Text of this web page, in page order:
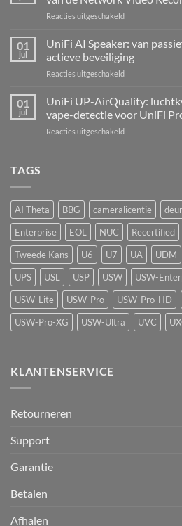
Kit:
centrale
voor
inbraaksensoren
Reacties uitgeschakeldvoor
de
eerste
hardware-
refresh
de
01
jul
UniFi AI Speaker: van
actieve beveiliging
Reacties uitgeschakeldvoor
Speaker:
van
passief
01
jul
UniFi UP-AirQuality:
vape-detectie voor UniFi
Reacties uitgeschakeldvoor
vape-
detectie
voor
UniFi
Protect
TAGS
AI Theta BBG cameralicentie
Enterprise
EOL NUC Recertified
Tweede Kans
U6 U7 UA UDM
UPS
USL USP USW USW-
USW-Lite
USW-Pro USW-Pro-HD
USW-Pro-XG
USW-Ultra UVC
KLANTENSERVICE
Retourneren
Support
Garantie
Betalen
Afhalen